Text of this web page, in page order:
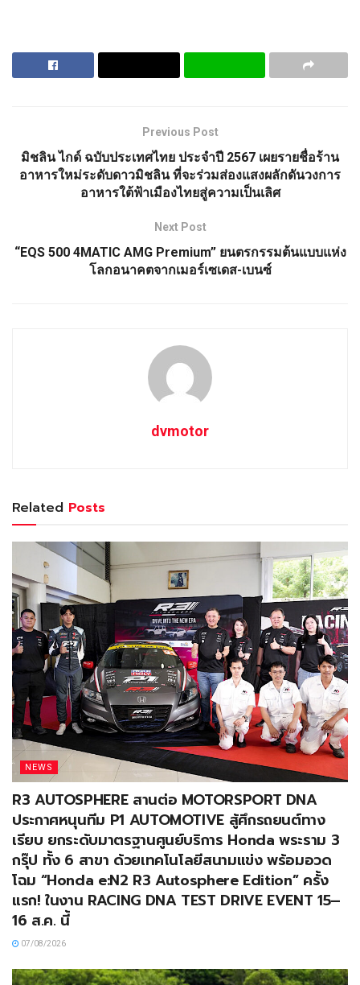
Previous Post
มิชลิน ไกด์ ฉบับประเทศไทย ประจำปี 2567 เผยรายชื่อร้าน
อาหารใหม่ระดับดาวมิชลิน ที่จะร่วมส่องแสงผลักดันวงการ
อาหารใต้ฟ้าเมืองไทยสู่ความเป็นเลิศ
Next Post
“EQS 500 4MATIC AMG Premium” ยนตรกรรมต้นแบบแห่ง
โลกอนาคตจากเมอร์เซเดส-เบนซ์
dvmotor
Related Posts
NEWS
R3 AUTOSPHERE สานต่อ MOTORSPORT DNA
ประกาศหนุนทีม P1 AUTOMOTIVE สู้ศึกรถยนต์ทาง
เรียบ ยกระดับมาตรฐานศูนย์บริการ Honda พระราม 3
กรุ๊ป ทั้ง 6 สาขา ด้วยเทคโนโลยีสนามแข่ง พร้อมอวด
โฉม “Honda e:N2 R3 Autosphere Edition” ครั้ง
แรก! ในงาน RACING DNA TEST DRIVE EVENT 15–
16 ส.ค. นี้
07/08/2026